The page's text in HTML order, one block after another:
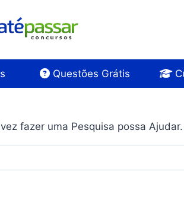
Questões Grátis
fazer uma Pesquisa possa Ajudar.